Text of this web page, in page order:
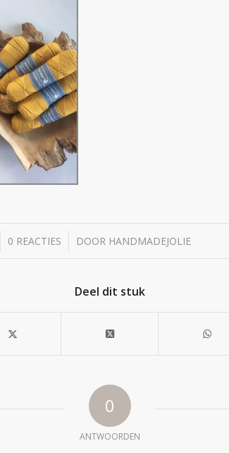
0 REACTIES
/ DOOR HANDMADEJOLIE
Deel dit stuk
0
ANTWOORDEN